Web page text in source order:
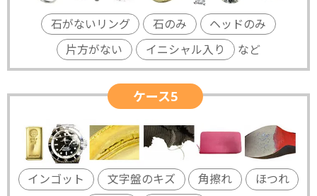
石がないリング 石のみ
ヘッドのみ
片方がない
イニシャル入り など
ケース5
インゴット 文字盤のキズ 角擦れ
ほつれ